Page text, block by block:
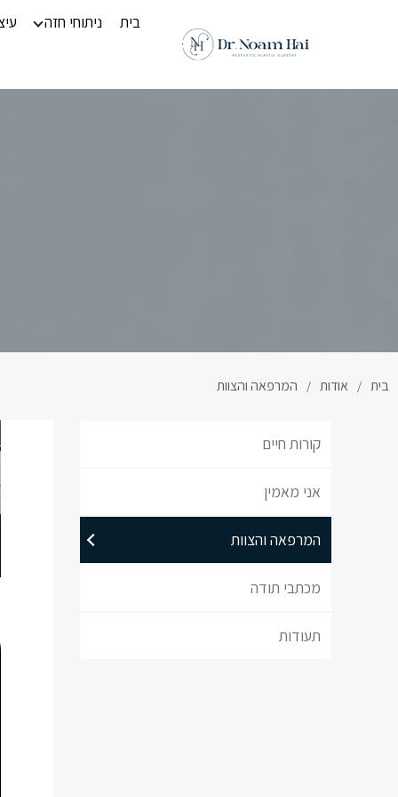
בית ניתוחי חזה
בית / אודות / המרפאה והצוות
קורות חיים
אני מאמין
המרפאה והצוות
מכתבי תודה
תעודות